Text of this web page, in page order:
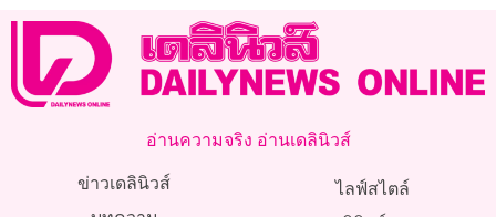
อ่านความจริง อ่านเดลินิวส์
ข่าวเดลินิวส์
ไลฟ์สไตล์